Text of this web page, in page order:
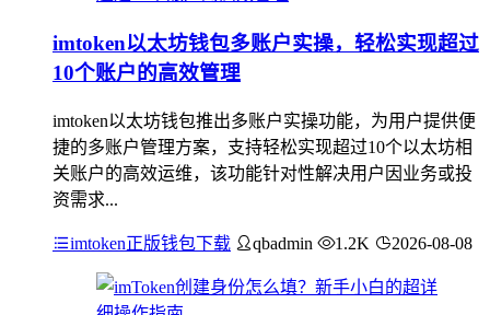
imtoken以太坊钱包多账户实操，轻松实现超过
10个账户的高效管理
imtoken以太坊钱包推出多账户实操功能，为用户提供便
捷的多账户管理方案，支持轻松实现超过10个以太坊相
关账户的高效运维，该功能针对性解决用户因业务或投
资需求...
imtoken正版钱包下载 qbadmin 1.2K 2026-08-08